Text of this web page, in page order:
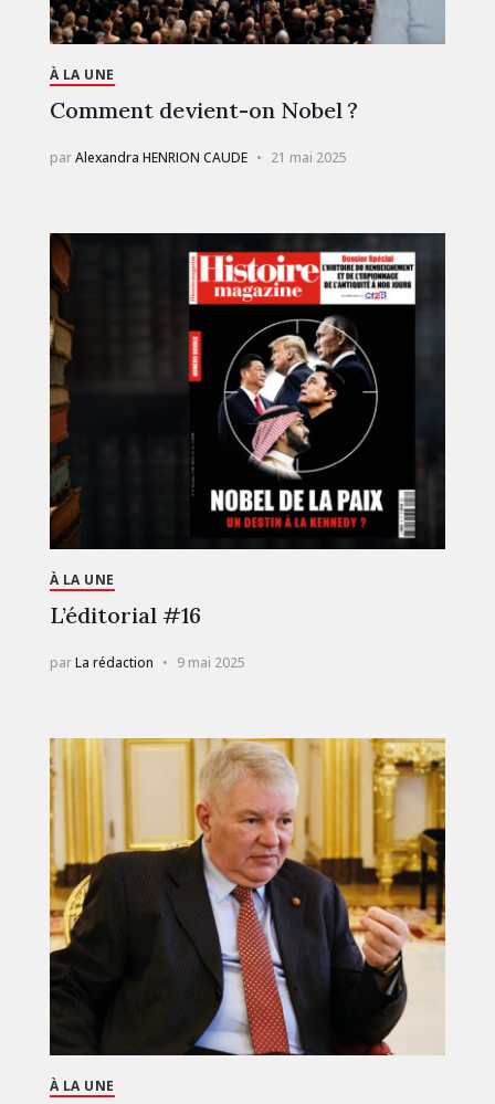
À LA UNE
Comment devient-on Nobel ?
parAlexandra HENRION CAUDE 21 mai 2025
À LA UNE
L’éditorial #16
parLa rédaction 9 mai 2025
À LA UNE